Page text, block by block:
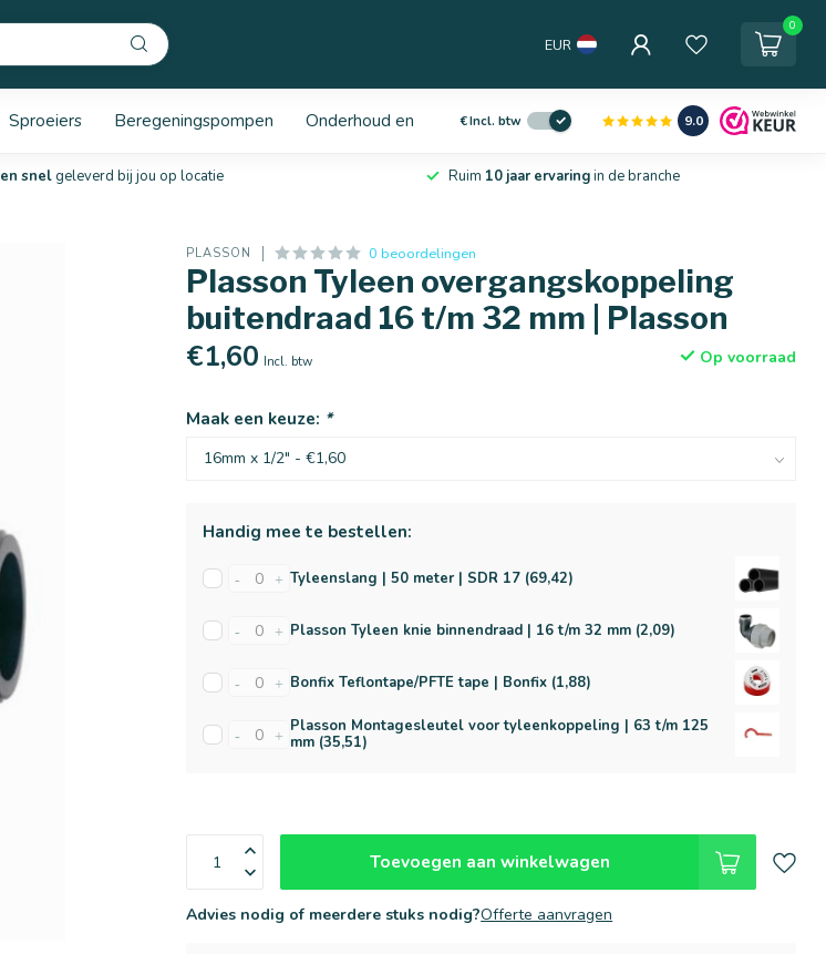
EUR
0
Sproeiers Beregeningspompen Onderhoud en service
€Incl. btw 9.0
en snelgeleverd bij jou op locatie Ruim 10 jaar ervaringin de branche
PLASSON 0 beoordelingen
Plasson Tyleen overgangskoppeling
buitendraad 16 t/m 32 mm | Plasson
€1,60 Incl. btw Op voorraad
Maak een keuze: *
Handig mee te bestellen:
- + Tyleenslang | 50 meter | SDR 17 (69,42)
- + Plasson Tyleen knie binnendraad | 16 t/m 32 mm (2,09)
- + Bonfix Teflontape/PFTE tape | Bonfix (1,88)
- + Plasson Montagesleutel voor tyleenkoppeling | 63 t/m 125
mm (35,51)
Toevoegen aan winkelwagen
Advies nodig of meerdere stuks nodig?Offerte aanvragen